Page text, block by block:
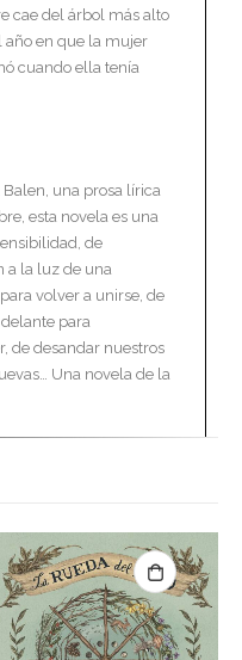
cae del árbol más alto
año en que la mujer
cuando ella tenía
una prosa lírica
esta novela es una
de
a la luz de una
volver a unirse, de
para
de desandar nuestros
Una novela de la